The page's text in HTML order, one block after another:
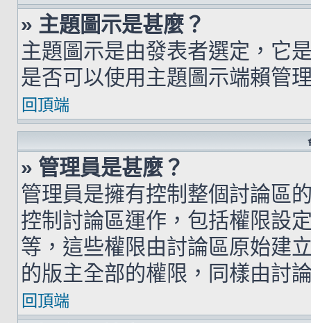
» 主題圖示是甚麼？
主題圖示是由發表者選定，它
是否可以使用主題圖示端賴管
回頂端
» 管理員是甚麼？
管理員是擁有控制整個討論區
控制討論區運作，包括權限設
等，這些權限由討論區原始建
的版主全部的權限，同樣由討
回頂端